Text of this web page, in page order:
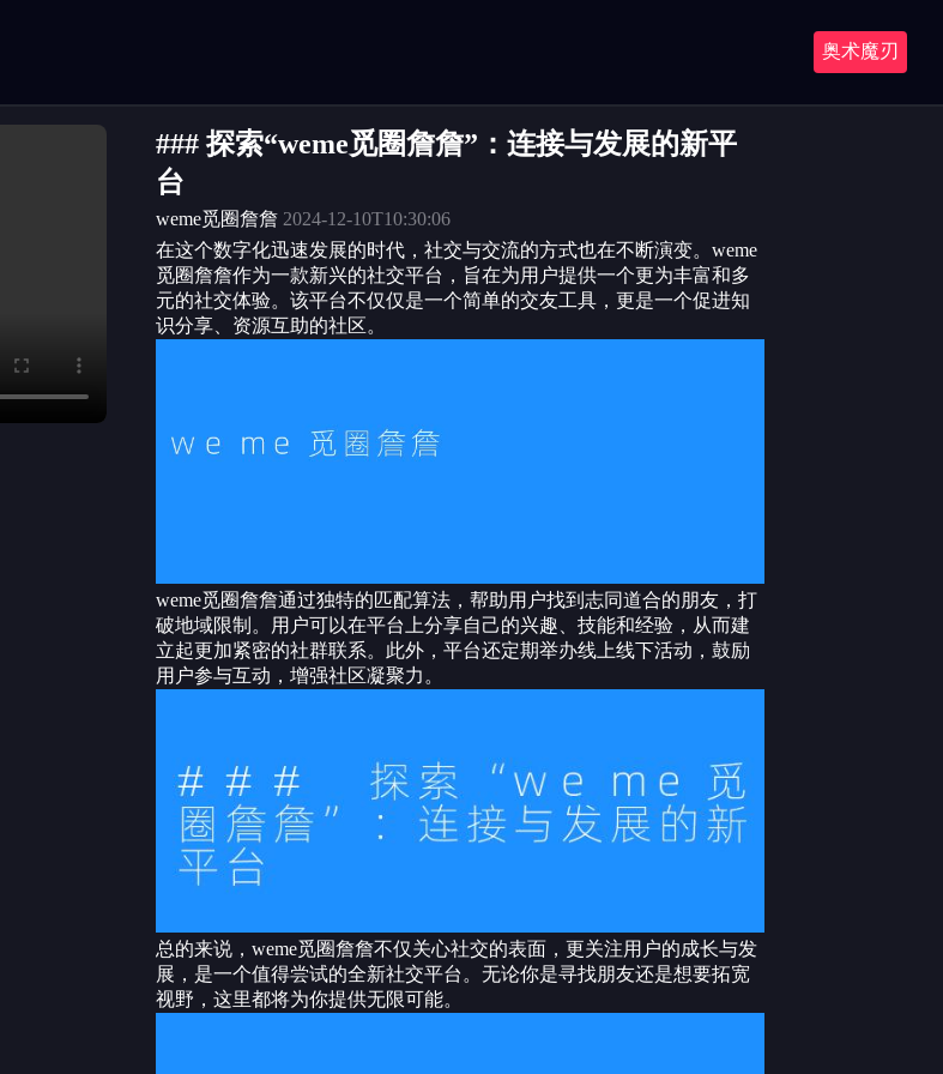
奥术魔刃
### 探索“weme觅圈詹詹”：连接与发展的新平
台
weme觅圈詹詹 2024-12-10T10:30:06
在这个数字化迅速发展的时代，社交与交流的方式也在不断演变。weme
觅圈詹詹作为一款新兴的社交平台，旨在为用户提供一个更为丰富和多
元的社交体验。该平台不仅仅是一个简单的交友工具，更是一个促进知
识分享、资源互助的社区。
weme觅圈詹詹通过独特的匹配算法，帮助用户找到志同道合的朋友，打
破地域限制。用户可以在平台上分享自己的兴趣、技能和经验，从而建
立起更加紧密的社群联系。此外，平台还定期举办线上线下活动，鼓励
用户参与互动，增强社区凝聚力。
总的来说，weme觅圈詹詹不仅关心社交的表面，更关注用户的成长与发
展，是一个值得尝试的全新社交平台。无论你是寻找朋友还是想要拓宽
视野，这里都将为你提供无限可能。